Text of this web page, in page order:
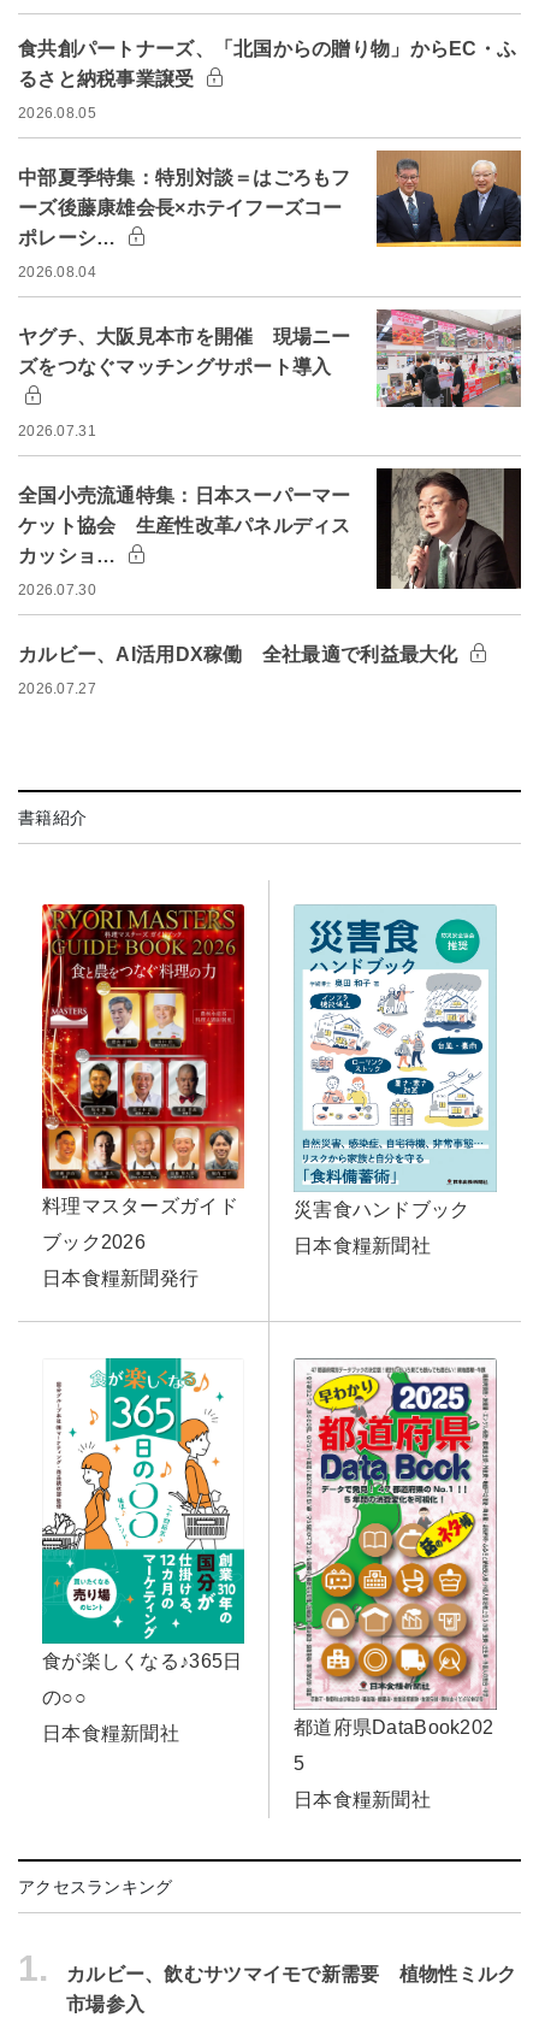
食共創パートナーズ、「北国からの贈り物」からEC・ふ
るさと納税事業譲受
2026.08.05
中部夏季特集：特別対談＝はごろもフ
ーズ後藤康雄会長×ホテイフーズコー
ポレーシ…
2026.08.04
ヤグチ、大阪見本市を開催 現場ニー
ズをつなぐマッチングサポート導入
2026.07.31
全国小売流通特集：日本スーパーマー
ケット協会 生産性改革パネルディス
カッショ…
2026.07.30
カルビー、AI活用DX稼働 全社最適で利益最大化
2026.07.27
書籍紹介
料理マスターズガイド
ブック2026
日本食糧新聞発行
災害食ハンドブック
日本食糧新聞社
食が楽しくなる♪365日
の○○
日本食糧新聞社
都道府県DataBook202
5
日本食糧新聞社
アクセスランキング
1.
カルビー、飲むサツマイモで新需要 植物性ミルク
市場参入